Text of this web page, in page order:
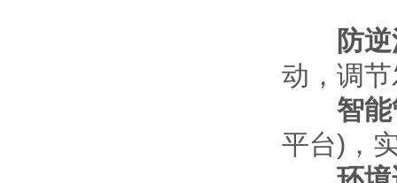
防
动，调
智
平台)，